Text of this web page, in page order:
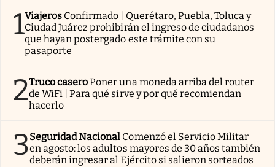
1Viajeros Confirmado | Querétaro, Puebla, Toluca y
Ciudad Juárez prohibirán el ingreso de ciudadanos
que hayan postergado este trámite con su
pasaporte
2Truco caseroPoner una moneda arriba del router
de WiFi | Para qué sirve y por qué recomiendan
hacerlo
3Seguridad Nacional Comenzó el Servicio Militar
en agosto: los adultos mayores de 30 años también
deberán ingresar al Ejército si salieron sorteados